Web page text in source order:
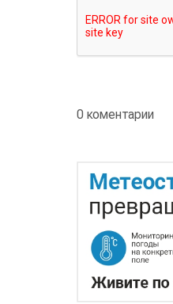
0 коментарии